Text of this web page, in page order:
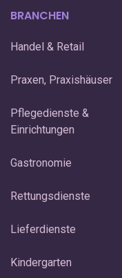
BRANCHEN
Handel & Retail
Praxen, Praxishäuser
Pflegedienste &
Einrichtungen
Gastronomie
Rettungsdienste
Lieferdienste
Kindergarten